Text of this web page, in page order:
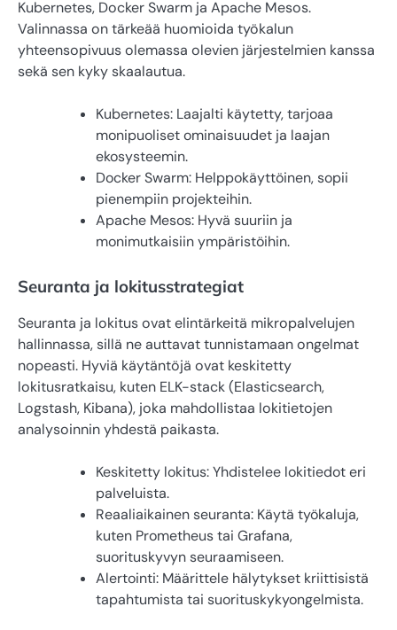
Kubernetes, Docker Swarm ja Apache Mesos.
Valinnassa on tärkeää huomioida työkalun
yhteensopivuus olemassa olevien järjestelmien kanssa
sekä sen kyky skaalautua.
Kubernetes: Laajalti käytetty, tarjoaa
monipuoliset ominaisuudet ja laajan
ekosysteemin.
Docker Swarm: Helppokäyttöinen, sopii
pienempiin projekteihin.
Apache Mesos: Hyvä suuriin ja
monimutkaisiin ympäristöihin.
Seuranta ja lokitusstrategiat
Seuranta ja lokitus ovat elintärkeitä mikropalvelujen
hallinnassa, sillä ne auttavat tunnistamaan ongelmat
nopeasti. Hyviä käytäntöjä ovat keskitetty
lokitusratkaisu, kuten ELK-stack (Elasticsearch,
Logstash, Kibana), joka mahdollistaa lokitietojen
analysoinnin yhdestä paikasta.
Keskitetty lokitus: Yhdistelee lokitiedot eri
palveluista.
Reaaliaikainen seuranta: Käytä työkaluja,
kuten Prometheus tai Grafana,
suorituskyvyn seuraamiseen.
Alertointi: Määrittele hälytykset kriittisistä
tapahtumista tai suorituskykyongelmista.